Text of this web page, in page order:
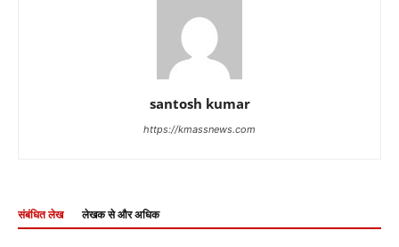
santosh kumar
https://kmassnews.com
संबंधित लेख लेखक से और अधिक